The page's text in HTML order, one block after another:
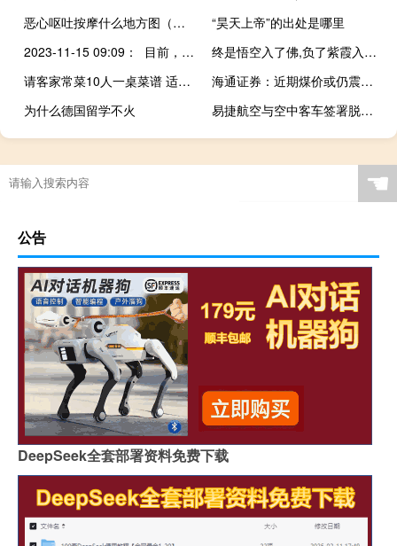
恶心呕吐按摩什么地方图（恶心呕吐按摩什么地方）
“昊天上帝”的出处是哪里
2023-11-15 09:09： 目前，环城辖区绕城高速捞刀河互通路段路况正常。环城交警温馨提示：路好车好安全最好，慢行快行平安才行。 ​​​
终是悟空入了佛,负了紫霞入了魔什么意思
请客家常菜10人一桌菜谱 适合请客的12道家常菜
海通证券：近期煤价或仍震荡为主建议利空释放、煤价止跌企稳后逐步关注
为什么德国留学不火
易捷航空与空中客车签署脱碳解决方案合同
☚
公告
DeepSeek全套部署资料免费下载